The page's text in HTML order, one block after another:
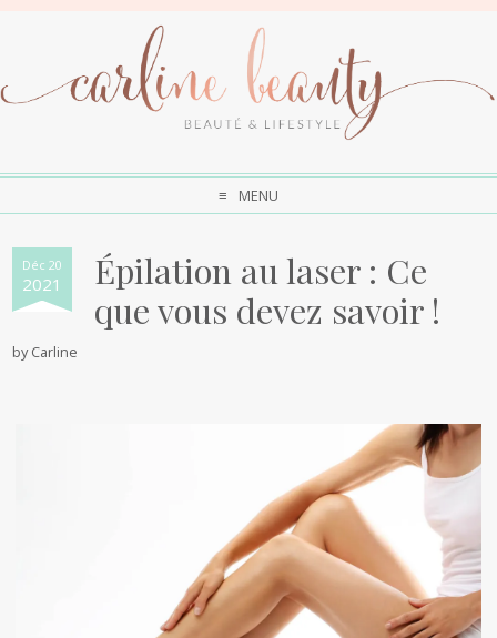
MENU
Déc 20
2021
Épilation au laser : Ce
que vous devez savoir !
byCarline